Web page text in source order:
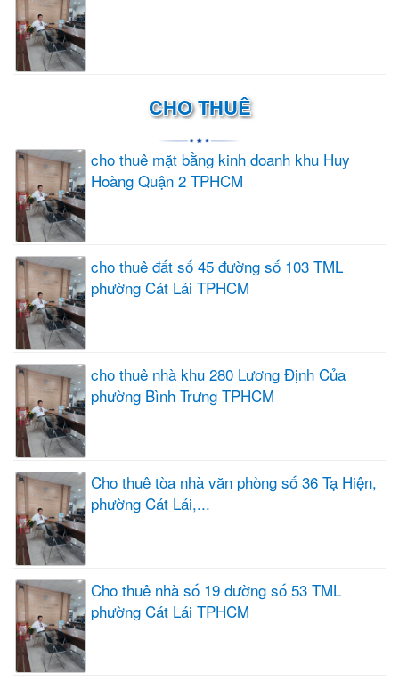
CHO THUÊ
cho thuê mặt bằng kinh doanh khu Huy
Hoàng Quận 2 TPHCM
cho thuê đất số 45 đường số 103 TML
phường Cát Lái TPHCM
cho thuê nhà khu 280 Lương Định Của
phường Bình Trưng TPHCM
Cho thuê tòa nhà văn phòng số 36 Tạ Hiện,
phường Cát Lái,...
Cho thuê nhà số 19 đường số 53 TML
phường Cát Lái TPHCM